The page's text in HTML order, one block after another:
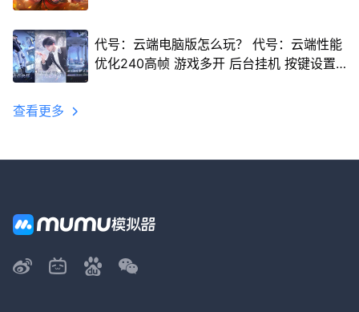
代号：云端电脑版怎么玩？ 代号：云端性能
优化240高帧 游戏多开 后台挂机 按键设置
查看更多